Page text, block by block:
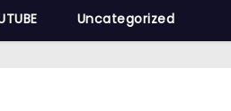
Uncategorized